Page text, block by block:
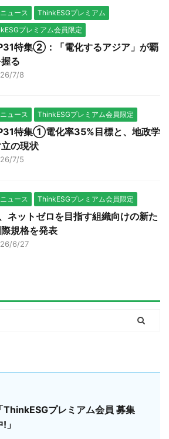
ュース
ThinkESGプレミアム
プレミアム会員限定
特集②：「電化するアジア」が覇
る
7/8
ュース ThinkESGプレミアム会員限定
特集①電化率35%目標と、地政学
の現状
7/5
ュース ThinkESGプレミアム会員限定
ネットゼロを目指す組織向けの新た
規格を発表
6/27
「ThinkESGプレミアム会員 募集
」